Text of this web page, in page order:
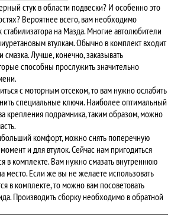
стук в области подвески? И особенно это
Вероятнее всего, вам необходимо
стабилизатора на Мазда. Многие автолюбители
втулкам. Обычно в комплект входит
смазка. Лучше, конечно, заказывать
способны прослужить значительно
с моторным отсеком, то вам нужно ослабить
специальные ключи. Наиболее оптимальный
крепления подрамника, таким образом, можно
комфорт, можно снять поперечную
и для втулок. Сейчас нам пригодиться
в комплекте. Вам нужно смазать внутреннюю
место. Если же вы не желаете использовать
в комплекте, то можно вам посоветовать
Производить сборку необходимо в обратной